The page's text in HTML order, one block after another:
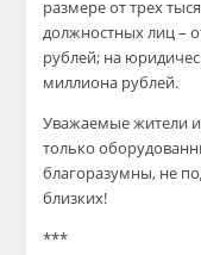
размере от трех
должностных лиц –
рублей; на
миллиона рублей.
Уважаемые жители и
только
благоразумны, не
близких!
***